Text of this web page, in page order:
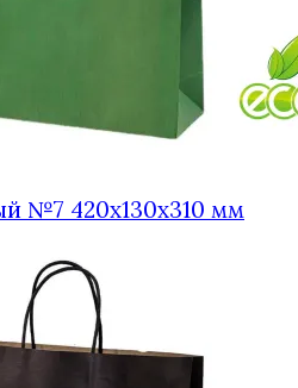
№7 420х130х310 мм